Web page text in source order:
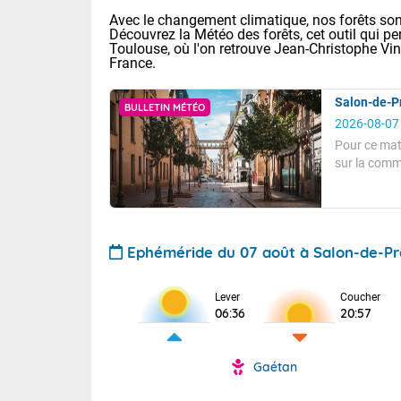
Pour la
Cette
temps
Tendance
Avec le changement climatique, nos forêts
Découvrez la Météo des forêts, cet outil qui
Toulouse, où l'on retrouve Jean-Christophe
France.
BULLETIN MÉTÉO
Salon-de-
2026-08-
Pour ce
sur la
Pour ce
La
Vent assez
Ephéméride du 07 août à Salon-de-
Lever
06:36
Coucher
20:57
Gaétan
Voici les
Limoges :
Aujourd'hui
Calme,
La journée